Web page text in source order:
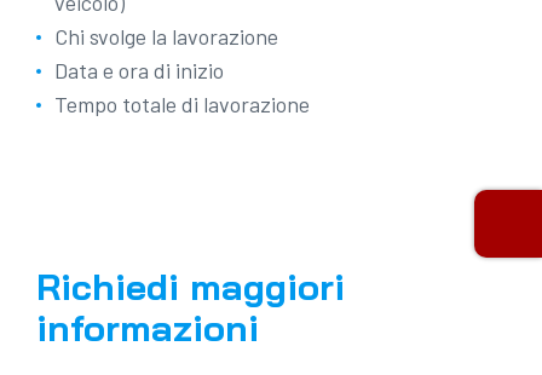
Chi svolge la lavorazione
Data e ora di inizio
Tempo totale di lavorazione
Richiedi maggiori
informazioni